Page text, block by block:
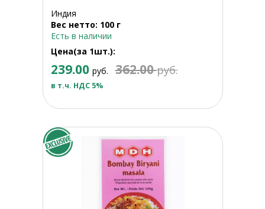
Индия
Вес нетто: 100 г
Есть в наличии
Цена(за 1шт.):
239.00 руб. 362.00руб.
в т.ч. НДС 5%